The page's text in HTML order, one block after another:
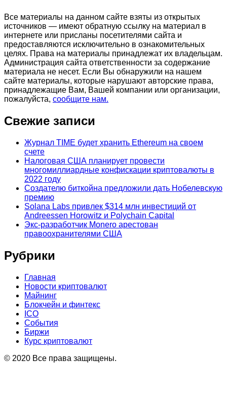
Все материалы на данном сайте взяты из открытых
источников — имеют обратную ссылку на материал в
интернете или присланы посетителями сайта и
предоставляются исключительно в ознакомительных
целях. Права на материалы принадлежат их владельцам.
Администрация сайта ответственности за содержание
материала не несет. Если Вы обнаружили на нашем
сайте материалы, которые нарушают авторские права,
принадлежащие Вам, Вашей компании или организации,
пожалуйста, сообщите нам.
Свежие записи
Журнал TIME будет хранить Ethereum на своем
счете
Налоговая США планирует провести
многомиллиардные конфискации криптовалюты в
2022 году
Создателю биткойна предложили дать Нобелевскую
премию
Solana Labs привлек $314 млн инвестиций от
Andreessen Horowitz и Polychain Capital
Экс-разработчик Monero арестован
правоохранителями США
Рубрики
Главная
Новости криптовалют
Майнинг
Блокчейн и финтекс
ICO
События
Биржи
Курс криптовалют
© 2020 Все права защищены.